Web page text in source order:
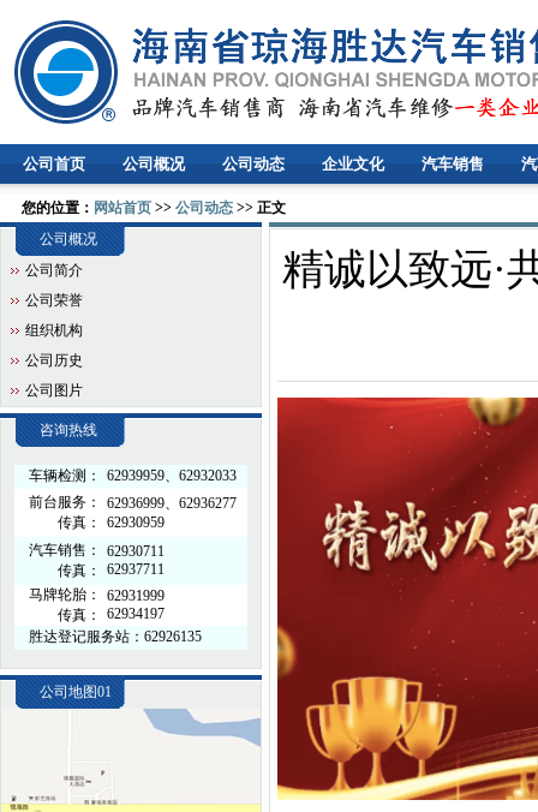
公司首页 公司概况 公司动态 企业文化 汽车销售
您的位置： 网站首页 >> 公司动态 >> 正文
公司概况
公司简介
公司荣誉
组织机构
公司历史
公司图片
咨询热线
车辆检测：
62939959、62932033
前台服务：
传真：
62936999、62936277
62930959
汽车销售：
传真：
62930711
62937711
马牌轮胎：
传真：
62931999
62934197
胜达登记服务站：62926135
公司地图01
精诚以致远·